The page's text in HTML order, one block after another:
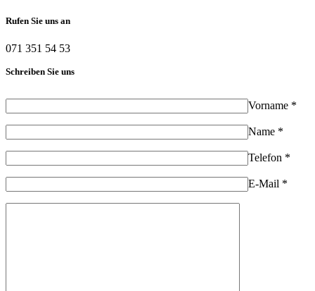
Rufen Sie uns an
071 351 54 53
Schreiben Sie uns
Vorname *
Name *
Telefon *
E-Mail *